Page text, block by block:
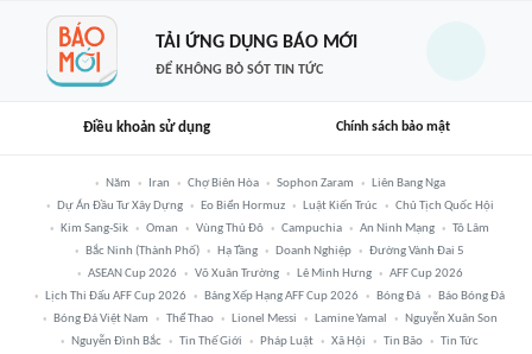
TẢI ỨNG DỤNG BÁO MỚI
ĐỂ KHÔNG BỎ SÓT TIN TỨC
Điều khoản sử dụng Chính sách bảo mật
Năm Iran Chợ Biên Hòa Sophon Zaram
Liên Bang Nga
Dự Án Đầu Tư Xây Dựng
Eo Biển Hormuz Luật Kiến Trúc
Chủ Tịch Quốc Hội
Kim Sang-Sik
Oman Vùng Thủ Đô Campuchia An Ninh Mạng
Tô Lâm
Bắc Ninh (thành Phố)
Hạ Tầng Doanh Nghiệp
Đường Vành Đai 5
ASEAN Cup 2026
Võ Xuân Trường Lê Minh Hưng
AFF Cup 2026
Lịch Thi Đấu AFF Cup 2026
Bảng Xếp Hạng AFF Cup 2026 Bóng Đá
Báo Bóng Đá
Bóng Đá Việt Nam
Thể Thao Lionel Messi Lamine Yamal
Nguyễn Xuân Son
Nguyễn Đình Bắc
Tin Thế Giới Pháp Luật Xã Hội Tin Bão Tin Tức